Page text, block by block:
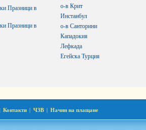
Празници в
Празници в
о-в Крит
Инстанбул
о-в Санторини
Кападокия
Лефкада
Егейска Турция
Контакти | ЧЗВ | Начин на плащане